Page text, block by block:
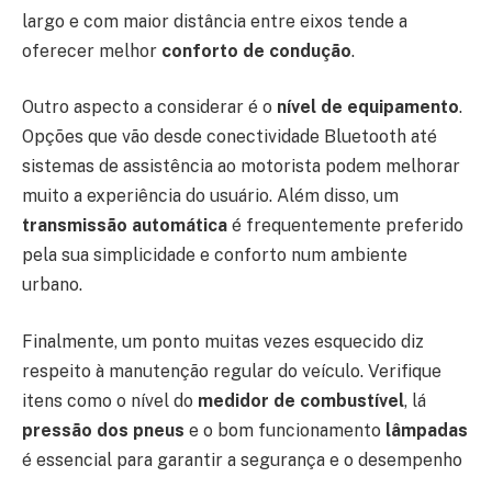
largo e com maior distância entre eixos tende a
oferecer melhor conforto de condução.
Outro aspecto a considerar é o nível de equipamento.
Opções que vão desde conectividade Bluetooth até
sistemas de assistência ao motorista podem melhorar
muito a experiência do usuário. Além disso, um
transmissão automática é frequentemente preferido
pela sua simplicidade e conforto num ambiente
urbano.
Finalmente, um ponto muitas vezes esquecido diz
respeito à manutenção regular do veículo. Verifique
itens como o nível do medidor de combustível, lá
pressão dos pneus e o bom funcionamento lâmpadas
é essencial para garantir a segurança e o desempenho